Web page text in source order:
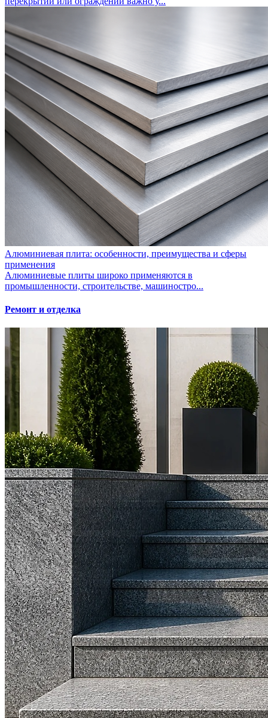
Алюминиевая плита: особенности, преимущества и сферы
применения
Алюминиевые плиты широко применяются в
промышленности, строительстве, машиностро...
Ремонт и отделка